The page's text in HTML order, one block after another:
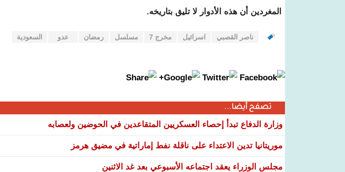
المغردين أن هذه الأدوار لا تليق بتاريخه.
ناصر القصبي اسرائيل مخرج 7 مسلسل رمضان عدو السعودية
تصفح أيضا...
وزارة الدفاع تبدأ إحصاء العسكريين المتقاعدين في الحوضين ولعصابه
موريتانيا تدين الاعتداء على ناقلة نفط إماراتية في مضيق هرمز
مجلس الوزراء يعقد اجتماعه الأسبوعي بعد غد الاثنين